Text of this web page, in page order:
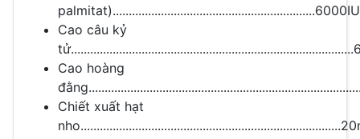
palmitat)...............................................................6000IU
Cao câu kỷ
Cao hoàng
Chiết xuất hạt